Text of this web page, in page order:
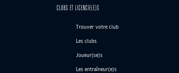
CLUBS ET LICENCIE(E)S
Trouver votre club
Les clubs
Joueur(se)s
Les entraîneur(e)s